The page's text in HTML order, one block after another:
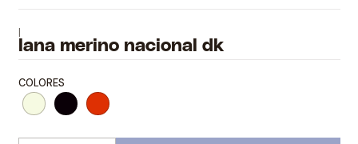
|
lana merino nacional dk
COLORES